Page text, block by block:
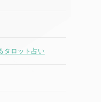
タロット占い